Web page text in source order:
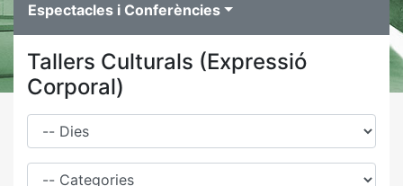
Espectacles i Conferències
Tallers Culturals (Expressió
Corporal)
Dies
Família